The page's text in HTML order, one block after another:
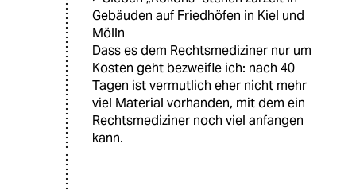
Gebäuden auf Friedhöfen in Kiel und
Mölln
Dass es dem Rechtsmediziner nur um
Kosten geht bezweifle ich: nach 40
Tagen ist vermutlich eher nicht mehr
viel Material vorhanden, mit dem ein
Rechtsmediziner noch viel anfangen
kann.